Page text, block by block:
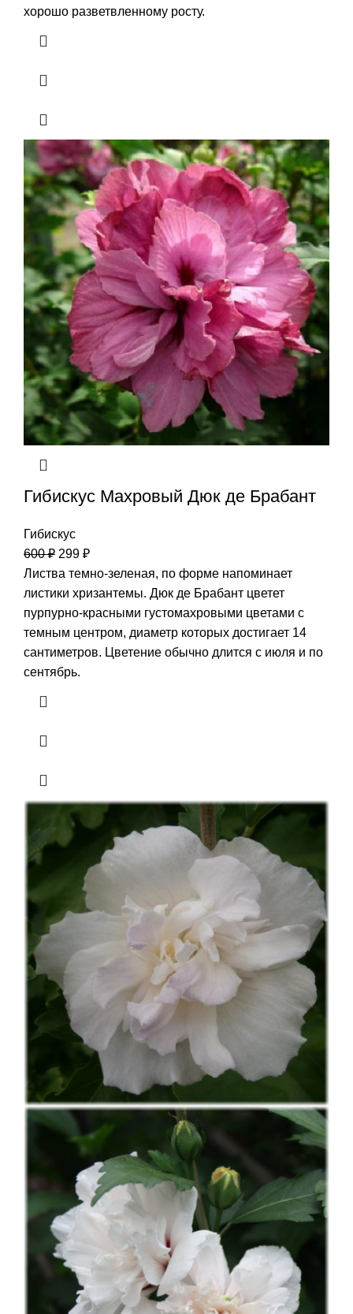
хорошо разветвленному росту.
Гибискус Махровый Дюк де Брабант
Гибискус
600₽ 299 ₽
Листва темно-зеленая, по форме напоминает
листики хризантемы. Дюк де Брабант цветет
пурпурно-красными густомахровыми цветами с
темным центром, диаметр которых достигает 14
сантиметров. Цветение обычно длится с июля и по
сентябрь.